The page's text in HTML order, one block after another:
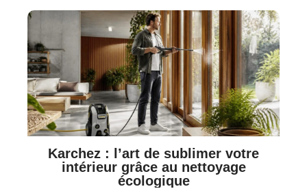
Karchez : l’art de sublimer votre
intérieur grâce au nettoyage
écologique